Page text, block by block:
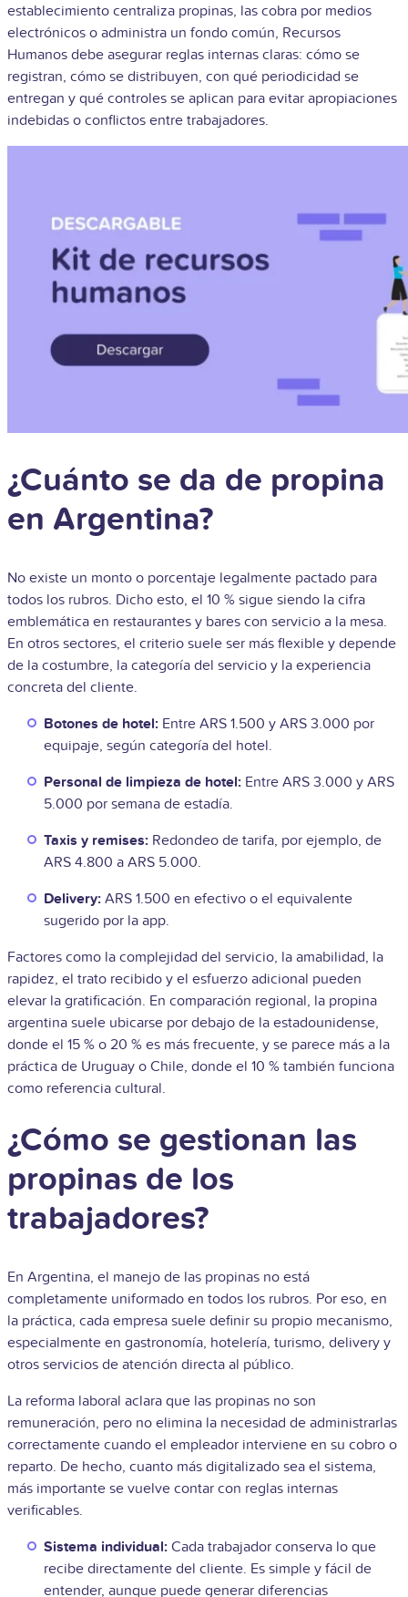
establecimiento centraliza propinas, las cobra por medios
electrónicos o administra un fondo común, Recursos
Humanos debe asegurar reglas internas claras: cómo se
registran, cómo se distribuyen, con qué periodicidad se
entregan y qué controles se aplican para evitar apropiaciones
indebidas o conflictos entre trabajadores.
¿Cuánto se da de propina
en Argentina?
No existe un monto o porcentaje legalmente pactado para
todos los rubros. Dicho esto, el 10 % sigue siendo la cifra
emblemática en restaurantes y bares con servicio a la mesa.
En otros sectores, el criterio suele ser más flexible y depende
de la costumbre, la categoría del servicio y la experiencia
concreta del cliente.
Botones de hotel: Entre ARS 1.500 y ARS 3.000 por
equipaje, según categoría del hotel.
Personal de limpieza de hotel: Entre ARS 3.000 y ARS
5.000 por semana de estadía.
Taxis y remises: Redondeo de tarifa, por ejemplo, de
ARS 4.800 a ARS 5.000.
Delivery: ARS 1.500 en efectivo o el equivalente
sugerido por la app.
Factores como la complejidad del servicio, la amabilidad, la
rapidez, el trato recibido y el esfuerzo adicional pueden
elevar la gratificación. En comparación regional, la propina
argentina suele ubicarse por debajo de la estadounidense,
donde el 15 % o 20 % es más frecuente, y se parece más a la
práctica de Uruguay o Chile, donde el 10 % también funciona
como referencia cultural.
¿Cómo se gestionan las
propinas de los
trabajadores?
En Argentina, el manejo de las propinas no está
completamente uniformado en todos los rubros. Por eso, en
la práctica, cada empresa suele definir su propio mecanismo,
especialmente en gastronomía, hotelería, turismo, delivery y
otros servicios de atención directa al público.
La reforma laboral aclara que las propinas no son
remuneración, pero no elimina la necesidad de administrarlas
correctamente cuando el empleador interviene en su cobro o
reparto. De hecho, cuanto más digitalizado sea el sistema,
más importante se vuelve contar con reglas internas
verificables.
Sistema individual: Cada trabajador conserva lo que
recibe directamente del cliente. Es simple y fácil de
entender, aunque puede generar diferencias